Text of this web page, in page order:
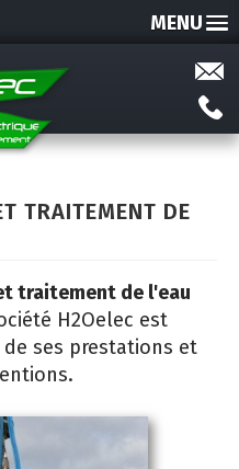
MENU
TRAITEMENT DE
traitement de l'eau
H2Oelec est
ses prestations et